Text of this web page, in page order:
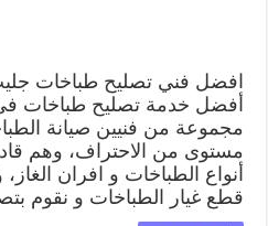
افضل فني تصليح طباخات
أفضل خدمة تصليح طباخات في
مجموعة من فنيين صيانة
مستوى من الاحتراف، وهم
أنواع الطباخات و افران
قطع غيار الطباخات و نقوم